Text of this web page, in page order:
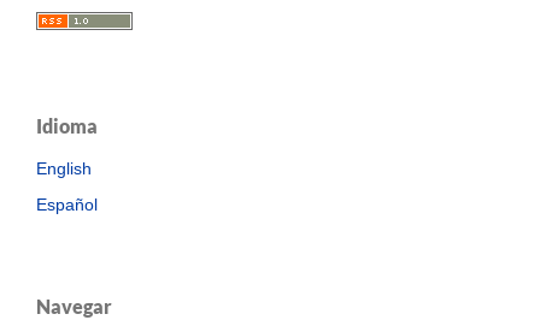
Idioma
English
Español
Navegar